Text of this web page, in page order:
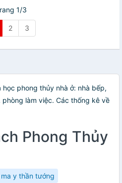
1/3
2 3
phong thủy nhà ở: nhà bếp,
làm việc. Các thống kê về
Phong Thủy
ma y thần tướng